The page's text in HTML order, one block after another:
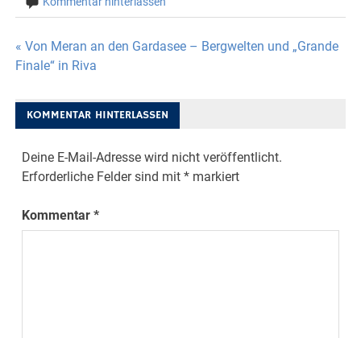
Beitragsnavigation
« Von Meran an den Gardasee – Bergwelten und „Grande
Finale“ in Riva
KOMMENTAR HINTERLASSEN
Deine E-Mail-Adresse wird nicht veröffentlicht.
Erforderliche Felder sind mit* markiert
Kommentar*